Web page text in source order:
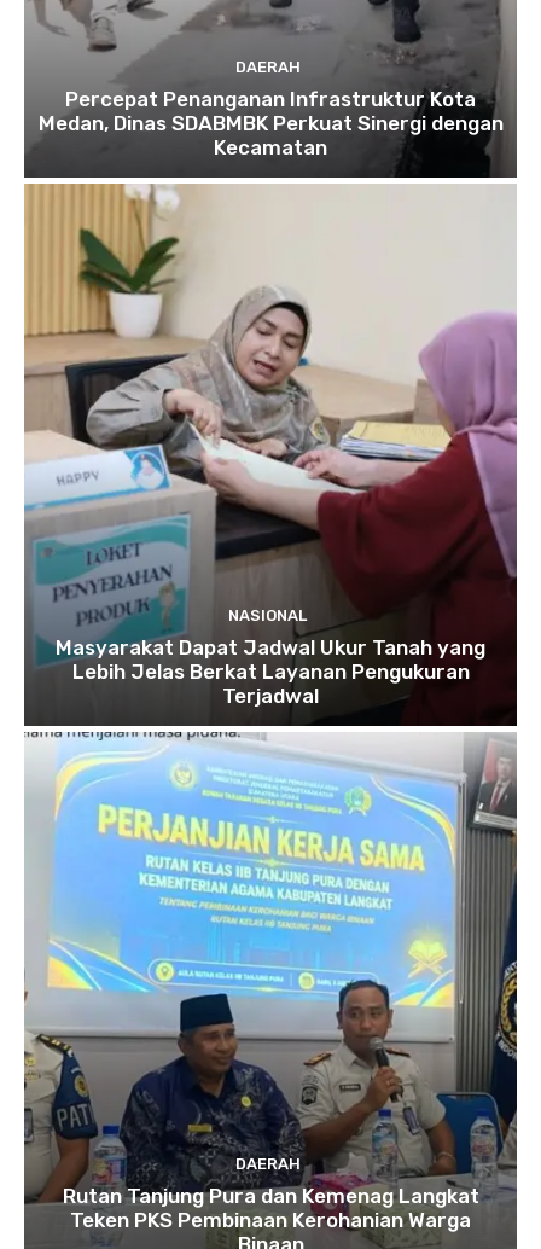
DAERAH
Percepat Penanganan Infrastruktur Kota
Medan, Dinas SDABMBK Perkuat Sinergi dengan
Kecamatan
NASIONAL
Masyarakat Dapat Jadwal Ukur Tanah yang
Lebih Jelas Berkat Layanan Pengukuran
Terjadwal
DAERAH
Rutan Tanjung Pura dan Kemenag Langkat
Teken PKS Pembinaan Kerohanian Warga
Binaan